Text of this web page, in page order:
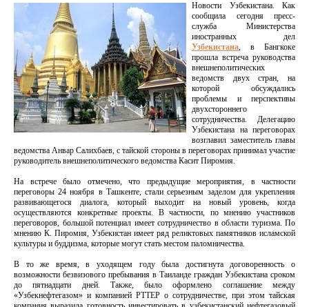
Новости Узбекистана. Как
сообщила сегодня пресс-
служба Министерства
иностранных дел
Узбекистана, в Бангкоке
прошла встреча руководства
внешнеполитических
ведомств двух стран, на
которой обсуждались
проблемы и перспективы
двухстороннего
сотрудничества. Делегацию
Узбекистана на переговорах
возглавил заместитель главы
ведомства Анвар Салихбаев, с тайской стороны в переговорах принимал участие
руководитель внешнеполитического ведомства Касит Пиромия.
На встрече было отмечено, что предыдущие мероприятия, в частности
переговоры 24 ноября в Ташкенте, стали серьезным заделом для укрепления
развивающегося диалога, который выходит на новый уровень, когда
осуществляются конкретные проекты. В частности, по мнению участников
переговоров, большой потенциал имеет сотрудничество в области туризма. По
мнению К. Пиромия, Узбекистан имеет ряд реликтовых памятников исламской
культуры и буддизма, которые могут стать местом паломничества.
В то же время, в уходящем году была достигнута договоренность о
возможности безвизового пребывания в Таиланде граждан Узбекистана сроком
до пятнадцати дней. Также, было оформлено соглашение между
«Узбекнефтегазом» и компанией РТТЕР о сотрудничестве, при этом тайская